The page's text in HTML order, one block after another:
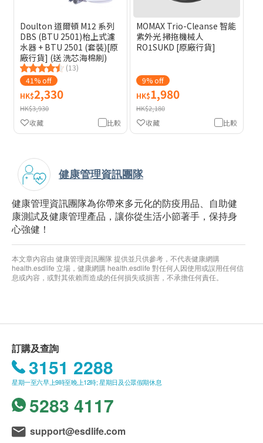
Doulton 道爾頓 M12 系列
DBS (BTU 2501)枱上式濾
水器 + BTU 2501 (套裝)[原
廠行貨] (送 洗芯海棉刷)
(13)
41% off
HK$2,330
HK$3,930
比較
收藏
MOMAX Trio-Cleanse 智能
紫外光 掃拖機械人
RO1SUKD [原廠行貨]
9% off
HK$1,980
HK$2,180
比較
收藏
健康管理資訊團隊
健康管理資訊團隊為你帶來多元化的防疫用品、自助健
康測試及健康管理產品，讓你從生活小節著手，保持身
心強健！
本文章內容由 健康管理資訊團隊 提供並只供參考，不代表健康網購
health.esdlife 立場，健康網購 health.esdlife 對任何人因使用或誤用任何信
息或內容，或對其依賴而造成的任何損失或損害，不承擔任何責任。
訂購及查詢
3151 2288
星期一至六早上9時至晚上12時; 星期日及公眾假期休息
5283 4117
support@esdlife.com